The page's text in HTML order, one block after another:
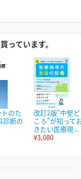
っています。
のた
診断の
改訂2版“中堅ど
ころ”が知って
きたい医療現...
¥3,080